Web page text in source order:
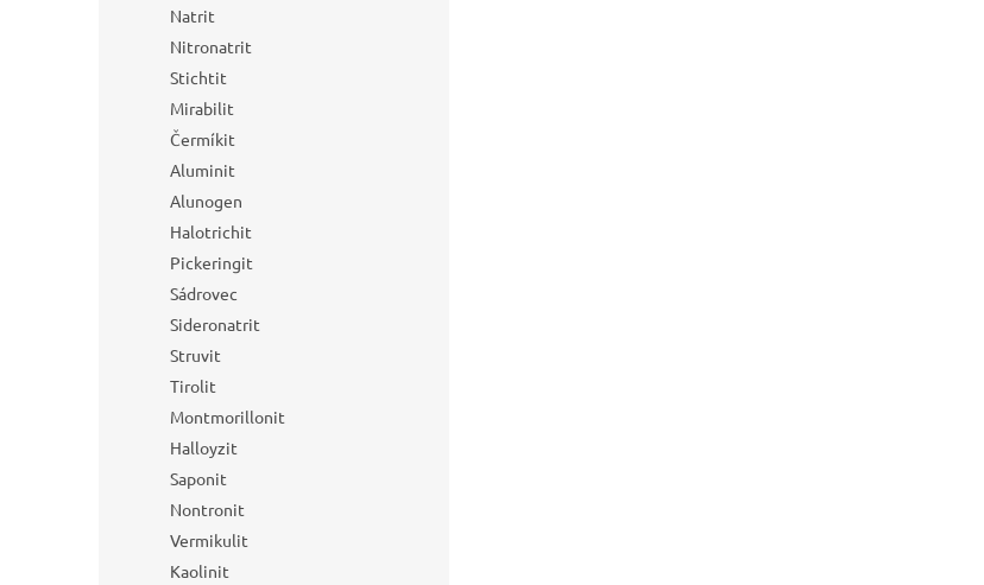
Natrit
Nitronatrit
Stichtit
Mirabilit
Čermíkit
Aluminit
Alunogen
Halotrichit
Pickeringit
Sádrovec
Sideronatrit
Struvit
Tirolit
Montmorillonit
Halloyzit
Saponit
Nontronit
Vermikulit
Kaolinit